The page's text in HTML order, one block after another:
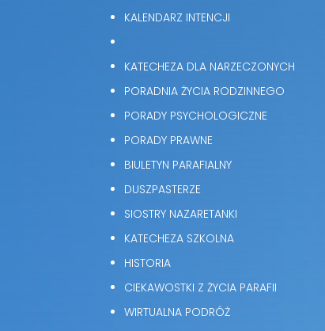
KALENDARZ INTENCJI
KATECHEZA DLA NARZECZONYCH
PORADNIA ŻYCIA RODZINNEGO
PORADY PSYCHOLOGICZNE
PORADY PRAWNE
BIULETYN PARAFIALNY
DUSZPASTERZE
SIOSTRY NAZARETANKI
KATECHEZA SZKOLNA
HISTORIA
CIEKAWOSTKI Z ŻYCIA PARAFII
WIRTUALNA PODRÓŻ